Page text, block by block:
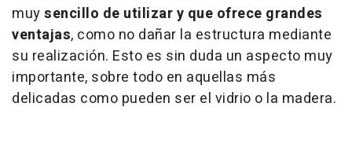
muysencillo de utilizar y que ofrece grandes
ventajas, como no dañar la estructura mediante
su realización. Esto es sin duda un aspecto muy
importante, sobre todo en aquellas más
delicadas como pueden ser el vidrio o la madera.